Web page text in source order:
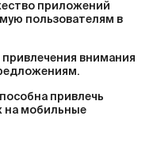
приложений
пользователям в
привлечения внимания
привлечь
на мобильные